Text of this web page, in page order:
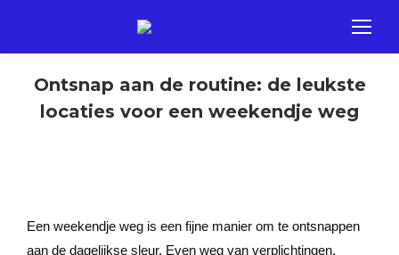
Ontsnap aan de routine: de leukste
locaties voor een weekendje weg
Een weekendje weg is een fijne manier om te ontsnappen
aan de dagelijkse sleur. Even weg van verplichtingen,